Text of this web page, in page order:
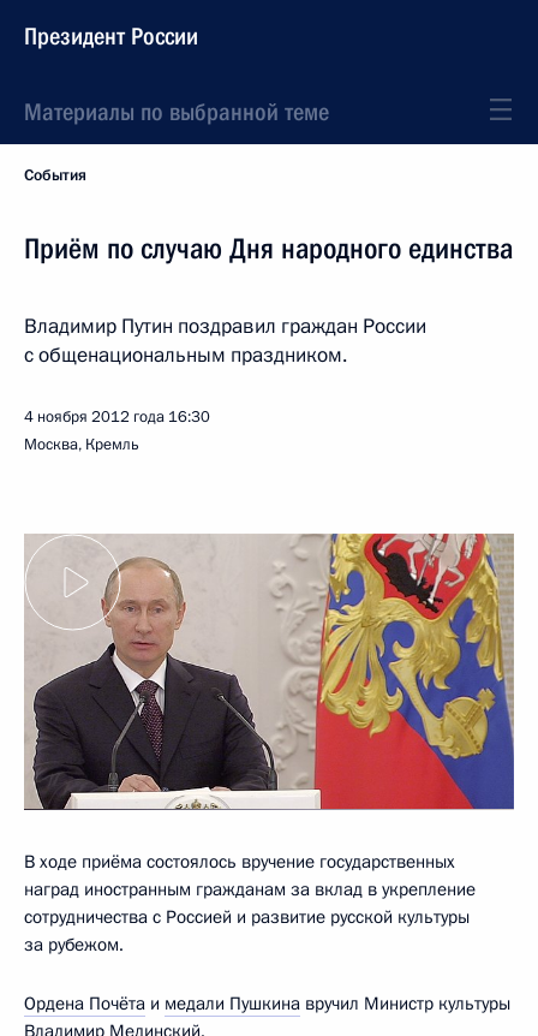
Президент России
Материалы по выбранной теме
События
Приём по случаю Дня народного единства
Владимир Путин поздравил граждан России
с общенациональным праздником.
4 ноября 2012 года 16:30
Москва, Кремль
В ходе приёма состоялось вручение государственных
наград иностранным гражданам за вклад в укрепление
сотрудничества с Россией и развитие русской культуры
за рубежом.
Ордена Почёта и медали Пушкина вручил Министр культуры
Владимир Мединский.